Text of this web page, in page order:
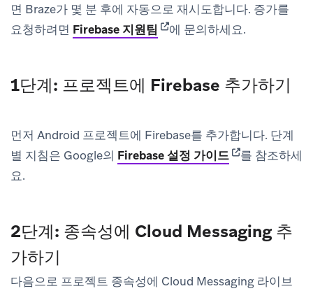
면 Braze가 몇 분 후에 자동으로 재시도합니다. 증가를
요청하려면 Firebase 지원팀 (opens in new tab)
에 문의하세요.
1단계: 프로젝트에 Firebase 추가하기
먼저 Android 프로젝트에 Firebase를 추가합니다. 단계
별 지침은 Google의 Firebase 설정 가이드(opens in new
를 참조하세
요.
2단계: 종속성에 Cloud Messaging 추
가하기
다음으로 프로젝트 종속성에 Cloud Messaging 라이브